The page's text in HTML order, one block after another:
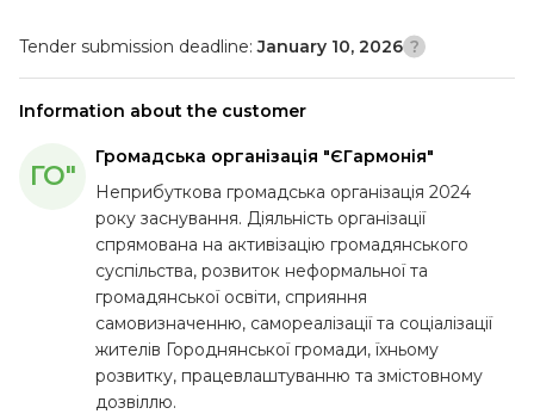
Tender submission deadline: January 10, 2026
Information about the customer
ГО"
Громадська організація "ЄГармонія"
Неприбуткова громадська організація 2024
року заснування. Діяльність організації
спрямована на активізацію громадянського
суспільства, розвиток неформальної та
громадянської освіти, сприяння
самовизначенню, самореалізації та соціалізації
жителів Городнянської громади, їхньому
розвитку, працевлаштуванню та змістовному
дозвіллю.